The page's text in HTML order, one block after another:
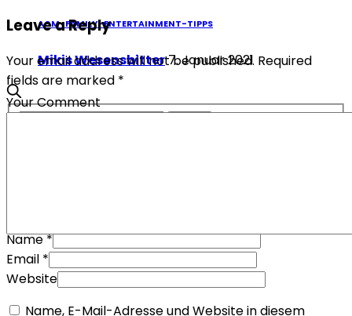
AGM-FAMILY-ENTERTAINMENT-TIPPS
Mikis Wesensbitter7. Januar 2021
Leave a Reply
Your email address will not be published. Required
fields are marked *
Your Comment
Name*
Email *
Website
Name, E-Mail-Adresse und Website in diesem